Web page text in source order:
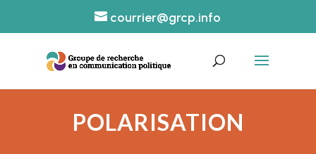
courrier@grcp.info
POLARISATION